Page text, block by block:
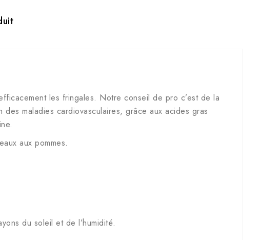
les fringales. Notre conseil de pro c’est de la
des maladies cardiovasculaires, grâce aux acides gras
aux pommes.
du soleil et de l’humidité.